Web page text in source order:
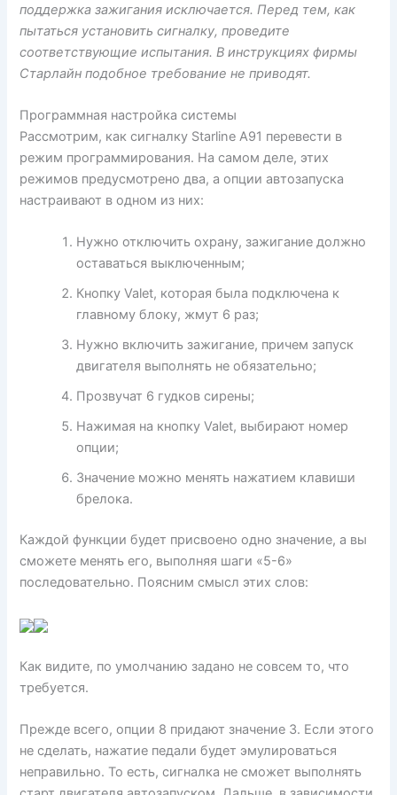
поддержка зажигания исключается. Перед тем, как
пытаться установить сигналку, проведите
соответствующие испытания. В инструкциях фирмы
Старлайн подобное требование не приводят.
Программная настройка системы
Рассмотрим, как сигналку Starline A91 перевести в
режим программирования. На самом деле, этих
режимов предусмотрено два, а опции автозапуска
настраивают в одном из них:
Нужно отключить охрану, зажигание должно
оставаться выключенным;
Кнопку Valet, которая была подключена к
главному блоку, жмут 6 раз;
Нужно включить зажигание, причем запуск
двигателя выполнять не обязательно;
Прозвучат 6 гудков сирены;
Нажимая на кнопку Valet, выбирают номер
опции;
Значение можно менять нажатием клавиши
брелока.
Каждой функции будет присвоено одно значение, а вы
сможете менять его, выполняя шаги «5-6»
последовательно. Поясним смысл этих слов:
Как видите, по умолчанию задано не совсем то, что
требуется.
Прежде всего, опции 8 придают значение 3. Если этого
не сделать, нажатие педали будет эмулироваться
неправильно. То есть, сигналка не сможет выполнять